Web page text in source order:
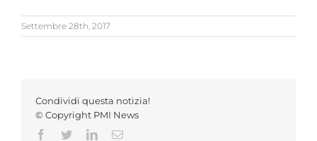
Settembre 28th, 2017
Condividi questa notizia!
© Copyright PMI News
Facebook
TwitterLinkedInEmail